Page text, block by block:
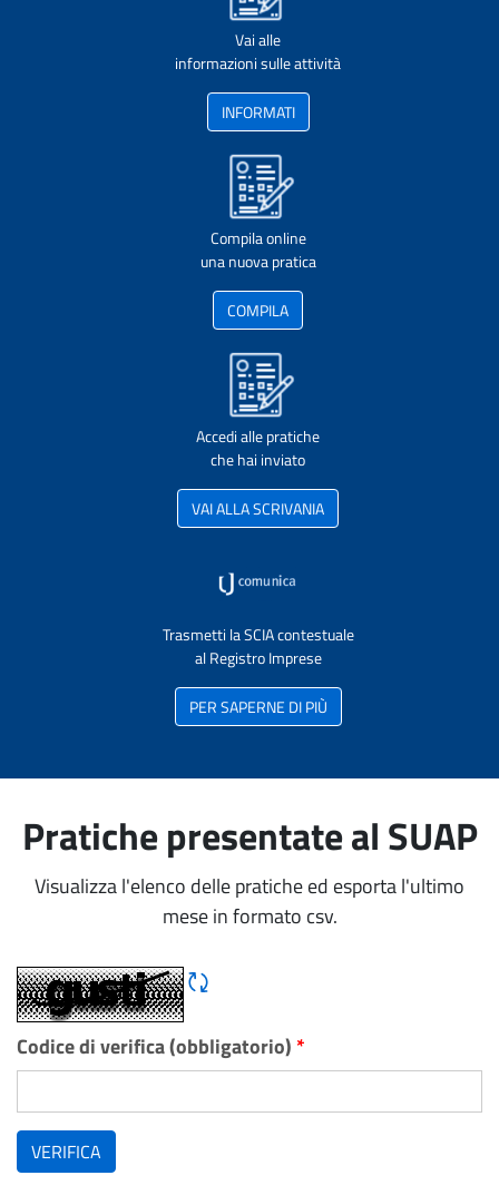
Vai alle
informazioni sulle attività
INFORMATI
Compila online
una nuova pratica
COMPILA
Accedi alle pratiche
che hai inviato
VAI ALLA SCRIVANIA
Trasmetti la SCIA contestuale
al Registro Imprese
PER SAPERNE DI PIÙ
Pratiche presentate al SUAP
Visualizza l'elenco delle pratiche ed esporta l'ultimo
mese in formato csv.
Rigene CAPTCHA
Codice di verifica (obbligatorio) *
VERIFICA